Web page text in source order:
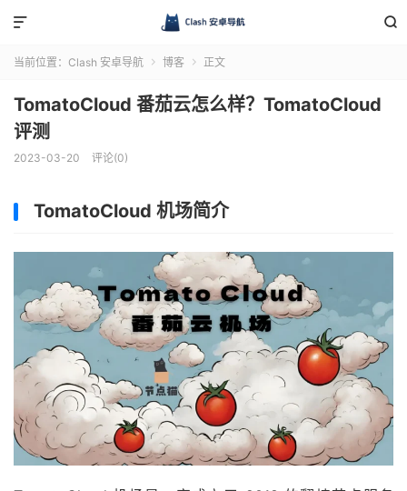


当前位置： Clash 安卓导航  博客  正文
TomatoCloud 番茄云怎么样？TomatoCloud
评测
2023-03-20 评论(0)
TomatoCloud 机场简介